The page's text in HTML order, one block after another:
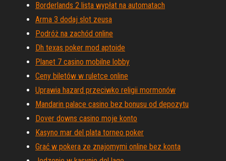
Borderlands 2 lista wypłat na automatach
Arma 3 dodaj slot zeusa
Podróż na zachód online
Dh texas poker mod aptoide
Planet 7 casino mobilne lobby
Ceny biletów w ruletce online
Uprawia hazard przeciwko religii mormonów
Mandarin palace casino bez bonusu od depozytu
Dover downs casino moje konto
Kasyno mar del plata torneo poker
Grać w pokera ze znajomymi online bez konta